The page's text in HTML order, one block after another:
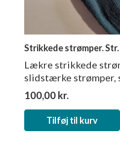
Strikkede strømper.
Lækre strikkede
slidstærke strømper,
100,00 kr.
Tilføj til kurv